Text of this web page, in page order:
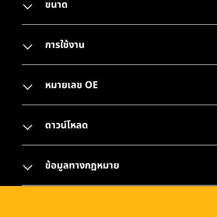
ขนาด
การใช้งาน
หมายเลข OE
ดาวน์โหลด
ข้อมูลทางกฎหมาย